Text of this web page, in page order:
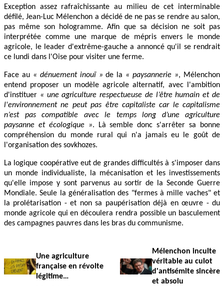
Exception assez rafraîchissante au milieu de cet interminable
défilé, Jean-Luc Mélenchon a décidé de ne pas se rendre au salon,
pas même son hologramme. Afin que sa décision ne soit pas
interprétée comme une marque de mépris envers le monde
agricole, le leader d'extrême-gauche a annoncé qu'il se rendrait
ce lundi dans l'Oise pour visiter une ferme.
Face au « dénuement inouï » de la « paysannerie », Mélenchon
entend proposer un modèle agricole alternatif, avec l'ambition
d'instituer « une agriculture respectueuse de l’être humain et de
l'environnement ne peut pas être capitaliste car le capitalisme
n’est pas compatible avec le temps long d’une agriculture
paysanne et écologique ». Là semble donc s'arrêter sa bonne
compréhension du monde rural qui n'a jamais eu le goût de
l'organisation des sovkhozes.
La logique coopérative eut de grandes difficultés à s'imposer dans
un monde individualiste, la mécanisation et les investissements
qu'elle impose y sont parvenus au sortir de la Seconde Guerre
Mondiale. Seule la généralisation des "fermes à mille vaches" et
la prolétarisation - et non sa paupérisation déjà en œuvre - du
monde agricole qui en découlera rendra possible un basculement
des campagnes pauvres dans les bras du communisme.
Une agriculture
française en révolte
légitime…
Mélenchon inculte
véritable au culot
d'antisémite sincère
et absolu